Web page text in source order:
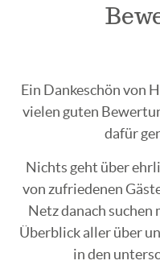
Ein Dankeschön von
vielen guten
dafür
Nichts geht über
von zufriedenen
Netz danach suchen
Überblick aller über
in den